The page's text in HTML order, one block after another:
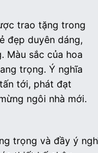
trao tặng trong
đẹp duyên dáng,
Màu sắc của hoa
trọng. Ý nghĩa
tới, phát đạt
ngôi nhà mới.
trọng và đầy ý